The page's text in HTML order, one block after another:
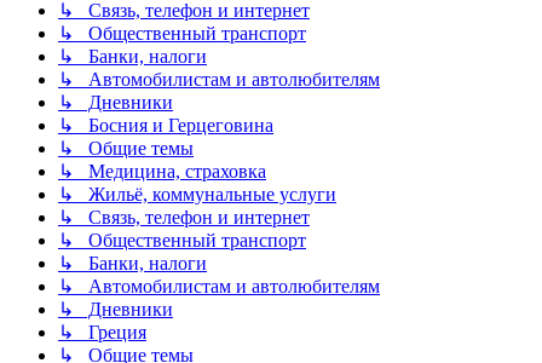
↳ Связь, телефон и интернет
↳ Общественный транспорт
↳ Банки, налоги
↳ Автомобилистам и автолюбителям
↳ Дневники
↳ Босния и Герцеговина
↳ Общие темы
↳ Медицина, страховка
↳ Жильё, коммунальные услуги
↳ Связь, телефон и интернет
↳ Общественный транспорт
↳ Банки, налоги
↳ Автомобилистам и автолюбителям
↳ Дневники
↳ Греция
↳ Общие темы